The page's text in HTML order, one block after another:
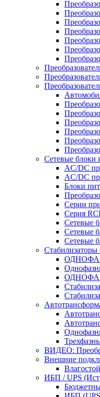
Сетевые блоки
AC/DC
AC/DC
Блоки
Серии
Серия
Сетевые
Сетевые
Сетевые
Стабилизаторы
ВИДЕО:
Внешние
ИБП / UPS